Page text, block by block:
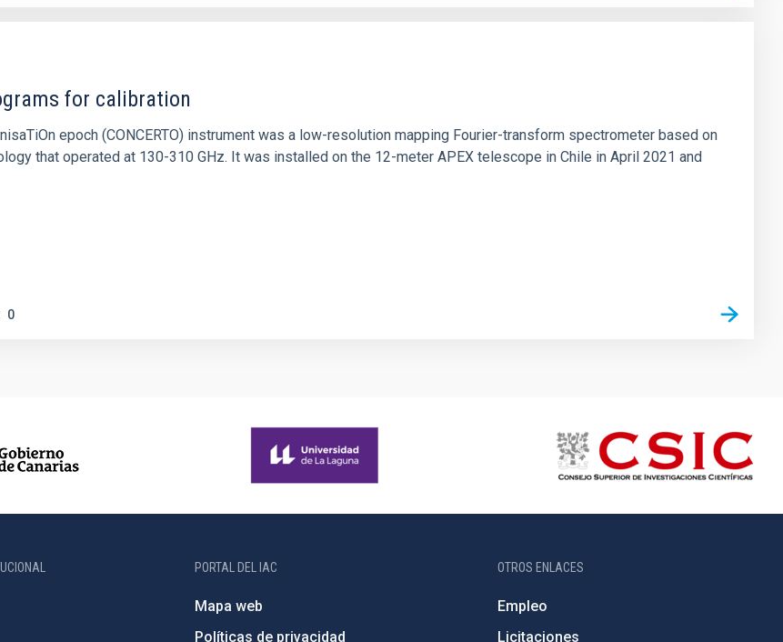
for calibration
epoch (CONCERTO) instrument was a low-resolution mapping Fourier-transform spectrometer based on
that operated at 130-310 GHz. It was installed on the 12-meter APEX telescope in Chile in April 2021 and
0
PORTAL DEL IAC
Mapa web
Políticas de privacidad
OTROS ENLACES
Empleo
Licitaciones